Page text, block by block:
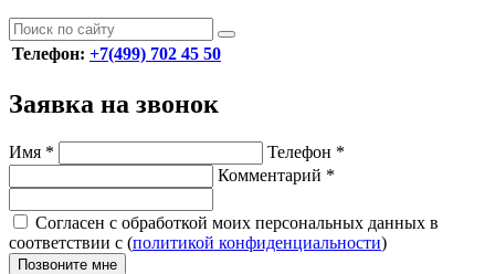
Телефон: +7(499) 702 45 50
Заявка на звонок
Имя * Телефон *
Комментарий *
Согласен с обработкой моих персональных данных в
соответствии с (политикой конфиденциальности)
Позвоните мне